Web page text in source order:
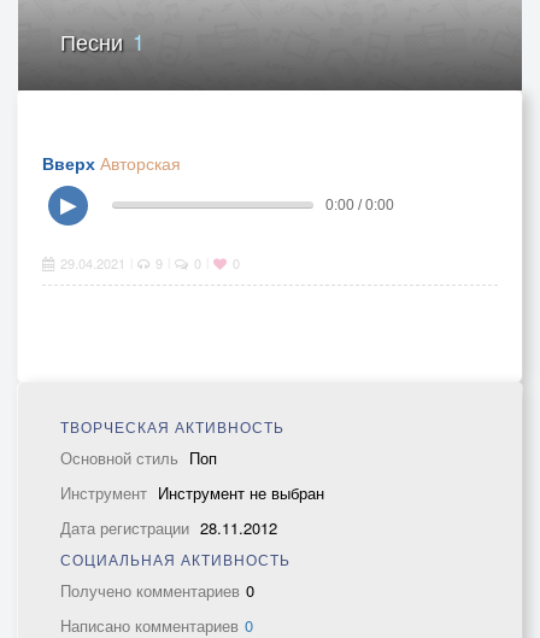
Песни 1
Вверх Авторская
▶
0:00 / 0:00
29.04.2021 9 0 0
ТВОРЧЕСКАЯ АКТИВНОСТЬ
Основной стиль Поп
Инструмент Инструмент не выбран
Дата регистрации 28.11.2012
СОЦИАЛЬНАЯ АКТИВНОСТЬ
Получено комментариев 0
Написано комментариев 0